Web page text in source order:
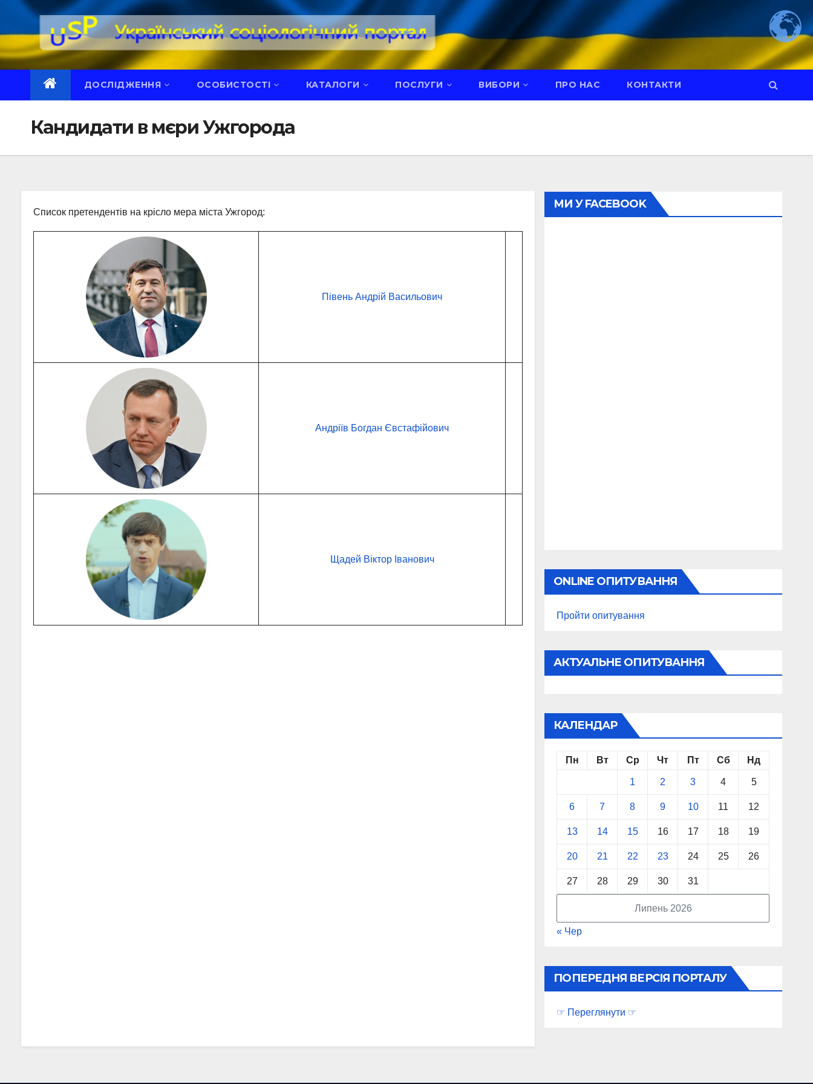
Перейти
вмісту
ДОСЛІДЖЕННЯ ОСОБИСТОСТІ КАТАЛОГИ ПОСЛУГИ ВИБОРИ ПРО НАС КОНТАКТИ
Кандидати в мєри Ужгорода
Список претендентів на крісло мера міста Ужгород:
Півень Андрій Васильович
Андріїв Богдан Євстафійович
Щадей Віктор Іванович
МИ У FACEBOOK
ONLINE ОПИТУВАННЯ
Пройти опитування
АКТУАЛЬНЕ ОПИТУВАННЯ
КАЛЕНДАР
Липень 2026
Пн Вт Ср Чт Пт Сб Нд
1 2 3 4 5
6 7 8 9 10 11 12
13 14 15 16 17 18 19
20 21 22 23 24 25 26
27 28 29 30 31
« Чер
ПОПЕРЕДНЯ ВЕРСІЯ ПОРТАЛУ
☞ Переглянути ☞